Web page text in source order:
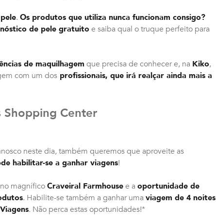
. Os produtos que utiliza nunca funcionam consigo?
de pele gratuitoe saiba qual o truque perfeito para
de maquilhagem que precisa de conhecer e, na Kiko,
com um dos profissionais, que irá realçar ainda mais a
Center
neste dia, também queremos que aproveite as
habilitar-se a ganhar viagens!
magníficoCraveiral Farmhousee a oportunidade de
. Habilite-se também a ganhar uma viagem de 4 noites
. Não perca estas oportunidades!*